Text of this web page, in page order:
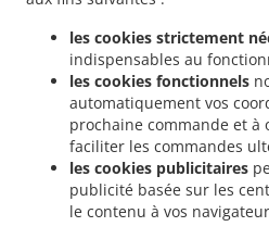
les cookies strictement
indispensables au
les cookies fonctionnels
automatiquement vos
prochaine commande et
faciliter les commandes
les cookies publicitaires
publicité basée sur les
le contenu à vos
Sushi Service de livraison Valencia Soternes
Quatre Carreres . Sushi Service de livraison
livraison Valencia El Llano del Real
.
Sushi
Sushi Service de livraison Valencia
Valencia Jesús . Sushi Service de livraison
Valencia Poblados Marítimos . Sushi Service
Service de livraison Valencia La Zaidía .